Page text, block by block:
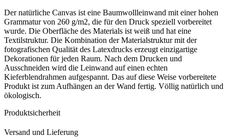
Der natürliche Canvas ist eine Baumwollleinwand mit einer hohen
Grammatur von 260 g/m2, die für den Druck speziell vorbereitet
wurde. Die Oberfläche des Materials ist weiß und hat eine
Textilstruktur. Die Kombination der Materialstruktur mit der
fotografischen Qualität des Latexdrucks erzeugt einzigartige
Dekorationen für jeden Raum. Nach dem Drucken und
Ausschneiden wird die Leinwand auf einen echten
Kieferblendrahmen aufgespannt. Das auf diese Weise vorbereitete
Produkt ist zum Aufhängen an der Wand fertig. Völlig natürlich und
ökologisch.
Produktsicherheit
Versand und Lieferung